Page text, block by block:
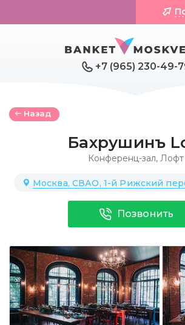
+7 (965) 230-49-
Назад
Бахрушинъ
Конференц-зал, Лофт
Москва, СВАО, 1-й Рижский
Позвонить